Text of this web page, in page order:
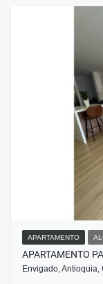
APARTAMENTO
APARTAMENTO
Envigado, Antioquia,